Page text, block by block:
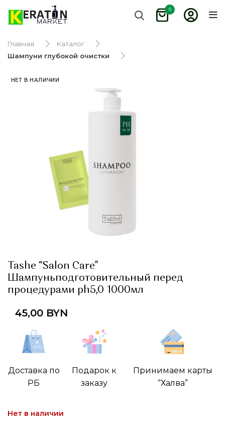
0
Главная
Каталог
Шампуни глубокой очистки
НЕТ В НАЛИЧИИ
Tashe “Salon Care”
Шампуньподготовительный перед
процедурами ph5,0 1000мл
45,00 BYN
Доставка по
РБ
Подарок к
заказу
Принимаем карты
“Халва”
Нет в наличии